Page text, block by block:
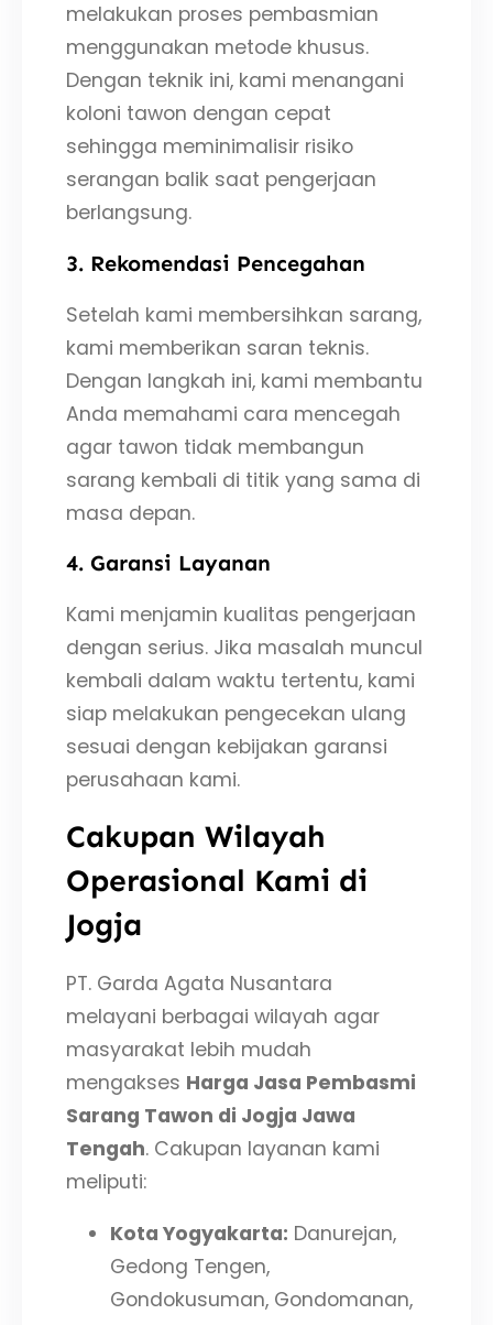
melakukan proses pembasmian
menggunakan metode khusus.
Dengan teknik ini, kami menangani
koloni tawon dengan cepat
sehingga meminimalisir risiko
serangan balik saat pengerjaan
berlangsung.
3. Rekomendasi Pencegahan
Setelah kami membersihkan sarang,
kami memberikan saran teknis.
Dengan langkah ini, kami membantu
Anda memahami cara mencegah
agar tawon tidak membangun
sarang kembali di titik yang sama di
masa depan.
4. Garansi Layanan
Kami menjamin kualitas pengerjaan
dengan serius. Jika masalah muncul
kembali dalam waktu tertentu, kami
siap melakukan pengecekan ulang
sesuai dengan kebijakan garansi
perusahaan kami.
Cakupan Wilayah
Operasional Kami di
Jogja
PT. Garda Agata Nusantara
melayani berbagai wilayah agar
masyarakat lebih mudah
mengakses Harga Jasa Pembasmi
Sarang Tawon di Jogja Jawa
Tengah. Cakupan layanan kami
meliputi:
Kota Yogyakarta: Danurejan,
Gedong Tengen,
Gondokusuman, Gondomanan,